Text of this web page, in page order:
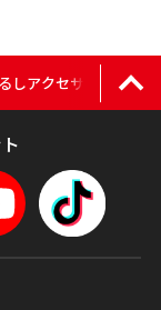
しアクセサリー2